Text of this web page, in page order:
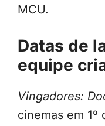
MCU.
Datas de
equipe
Vingadores:
cinemas em 1º